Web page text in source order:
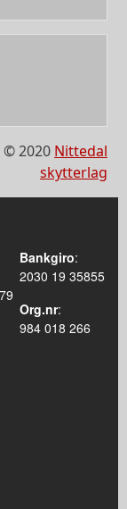
2020 Nittedal
skytterlag
Bankgiro:
2030 19 35855
Org.nr:
984 018 266